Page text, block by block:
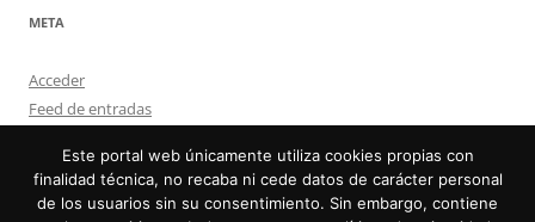
META
Acceder
Feed de entradas
WordPress.org
Este portal web únicamente utiliza cookies propias con
finalidad técnica, no recaba ni cede datos de carácter personal
de los usuarios sin su consentimiento. Sin embargo, contiene